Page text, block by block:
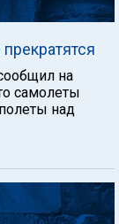
на
самолеты
над